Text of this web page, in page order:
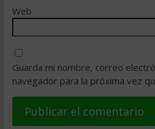
Web
Guarda mi nombre, correo
navegador para la próxima vez